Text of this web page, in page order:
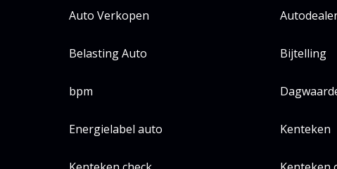
Auto Verkopen
Belasting Auto Bijtelling
bpm
Energielabel auto Kenteken